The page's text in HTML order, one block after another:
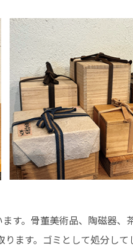
す。骨董美術品、陶磁器、
ます。ゴミとして処分し